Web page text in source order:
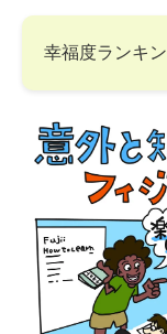
幸福度ランキ